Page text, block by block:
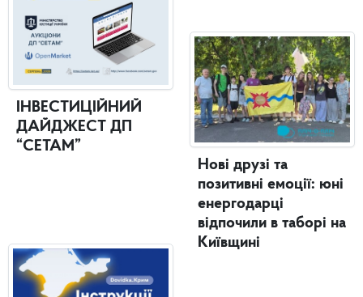
ІНВЕСТИЦІЙНИЙ
ДАЙДЖЕСТ ДП
“СЕТАМ”
Нові друзі та
позитивні емоції: юні
енергодарці
відпочили в таборі на
Київщині